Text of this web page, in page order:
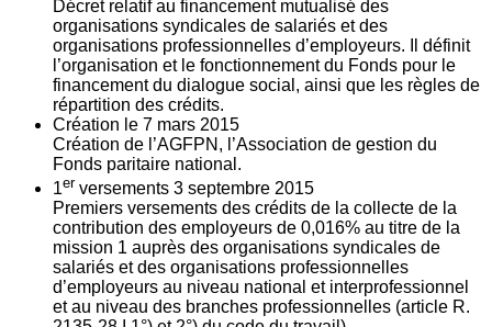
Décret relatif au financement mutualisé des
organisations syndicales de salariés et des
organisations professionnelles d’employeurs. Il définit
l’organisation et le fonctionnement du Fonds pour le
financement du dialogue social, ainsi que les règles de
répartition des crédits.
Création le 7 mars 2015
Création de l’AGFPN, l’Association de gestion du
Fonds paritaire national.
1er versements 3 septembre 2015
Premiers versements des crédits de la collecte de la
contribution des employeurs de 0,016% au titre de la
mission 1 auprès des organisations syndicales de
salariés et des organisations professionnelles
d’employeurs au niveau national et interprofessionnel
et au niveau des branches professionnelles (article R.